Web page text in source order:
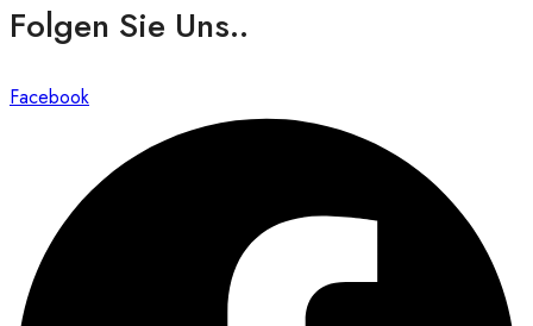
Folgen Sie Uns..
Facebook